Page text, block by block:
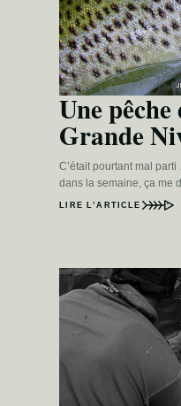
Une
Grande
C’était pourtant mal
dans la semaine, ça me
LIRE L’ARTICLE